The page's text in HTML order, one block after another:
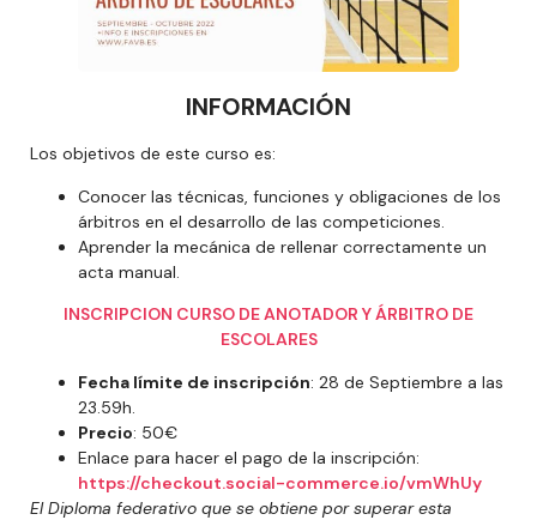
INFORMACIÓN
Los objetivos de este curso es:
Conocer las técnicas, funciones y obligaciones de los
árbitros en el desarrollo de las competiciones.
Aprender la mecánica de rellenar correctamente un
acta manual.
INSCRIPCION CURSO DE ANOTADOR Y ÁRBITRO DE
ESCOLARES
Fecha límite de inscripción: 28 de Septiembre a las
23.59h.
Precio: 50€
Enlace para hacer el pago de la inscripción:
https://checkout.social-commerce.io/vmWhUy
El Diploma federativo que se obtiene por superar esta